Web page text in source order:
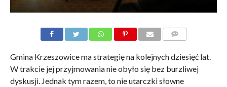
Gmina Krzeszowice ma strategię na kolejnych dziesięć lat.
W trakcie jej przyjmowania nie obyło się bez burzliwej
dyskusji. Jednak tym razem, to nie utarczki słowne